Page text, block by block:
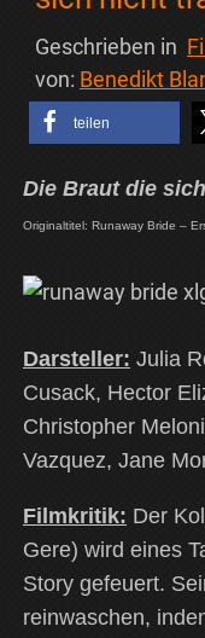
Geschrieben in
von: Benedikt
teilen
Die Braut die
Originaltitel: Runaway Bride –
Darsteller: Julia
Cusack, Hector
Christopher
Vazquez, Jane
Filmkritik: Der
Gere) wird eines
Story gefeuert.
reinwaschen,